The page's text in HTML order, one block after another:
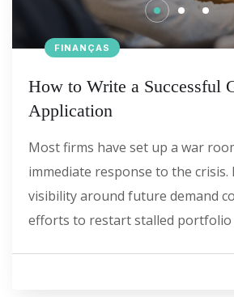
FINANÇAS
How to Write a Successful
Application
Most firms have set up a war
immediate response to the
visibility around future demand
efforts to restart stalled portfolio